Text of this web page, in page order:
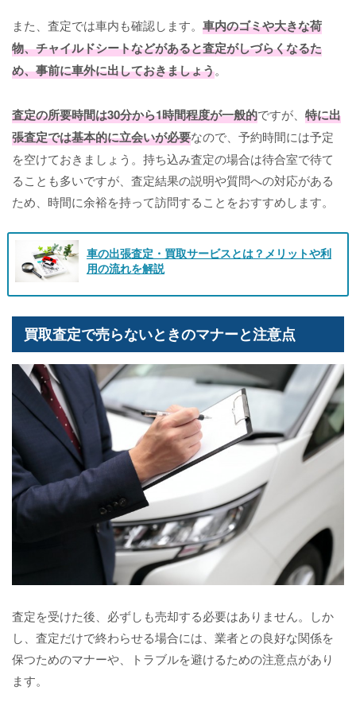
また、査定では車内も確認します。 車内のゴミや大きな荷
物、チャイルドシートなどがあると査定がしづらくなるた
め、事前に車外に出しておきましょう。
査定の所要時間は30分から1時間程度が一般的ですが、 特に出
張査定では基本的に立会いが必要なので、予約時間には予定
を空けておきましょう。持ち込み査定の場合は待合室で待て
ることも多いですが、査定結果の説明や質問への対応がある
ため、時間に余裕を持って訪問することをおすすめします。
車の出張査定・買取サービスとは？メリットや利
用の流れを解説
買取査定で売らないときのマナーと注意点
査定を受けた後、必ずしも売却する必要はありません。しか
し、査定だけで終わらせる場合には、業者との良好な関係を
保つためのマナーや、トラブルを避けるための注意点があり
ます。